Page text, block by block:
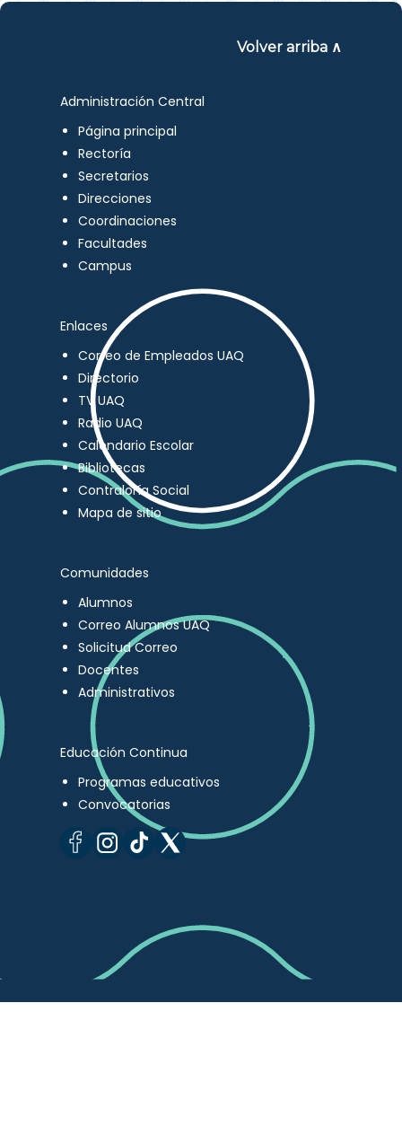
Volver arriba ∧
Administración Central
Página principal
Rectoría
Secretarios
Direcciones
Coordinaciones
Facultades
Campus
Enlaces
Correo de Empleados UAQ
Directorio
TV UAQ
Radio UAQ
Calendario Escolar
Bibliotecas
Contraloría Social
Mapa de sitio
Comunidades
Alumnos
Correo Alumnos UAQ
Solicitud Correo
Docentes
Administrativos
Educación Continua
Programas educativos
Convocatorias